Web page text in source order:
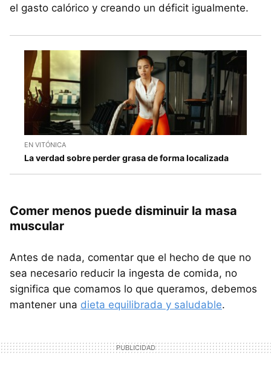
el gasto calórico y creando un déficit igualmente.
EN VITÓNICA
La verdad sobre perder grasa de forma localizada
Comer menos puede disminuir la masa
muscular
Antes de nada, comentar que el hecho de que no
sea necesario reducir la ingesta de comida, no
significa que comamos lo que queramos, debemos
mantener una dieta equilibrada y saludable.